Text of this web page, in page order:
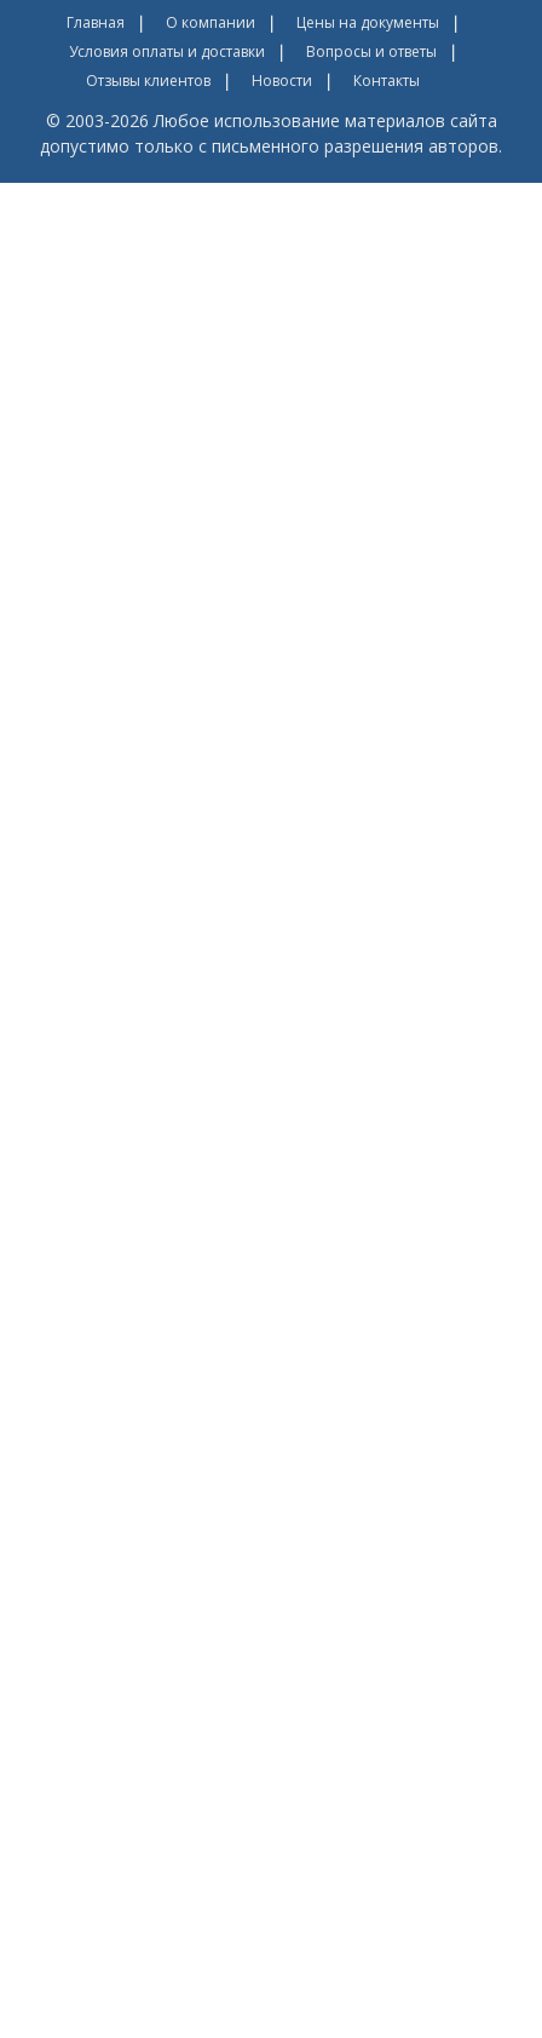
Главная О компании
Цены на документы
Условия оплаты и доставки
Вопросы и ответы
Отзывы клиентов
Новости Контакты
© 2003-2026 Любое использование материалов сайта
допустимо только с письменного разрешения авторов.